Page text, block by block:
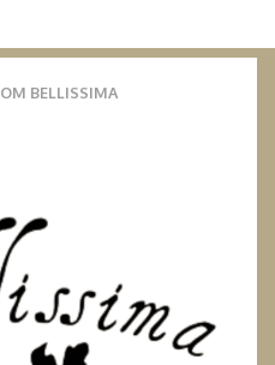
OM BELLISSIMA